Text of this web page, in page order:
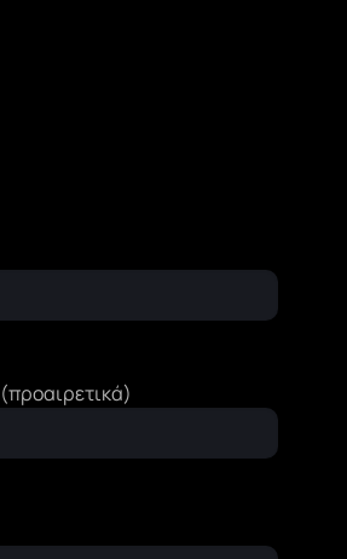
(προαιρετικά)